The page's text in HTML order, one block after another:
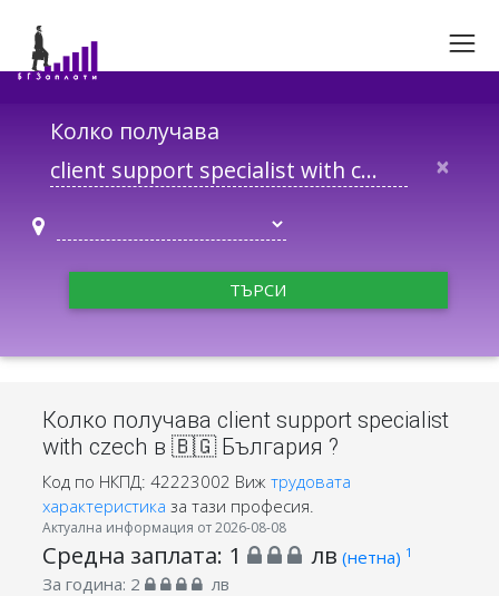
Колко получава
×
ТЪРСИ
Колко получава client support specialist
with czech в 🇧🇬 България ?
Код по НКПД: 42223002 Виж трудовата
характеристика за тази професия.
Актуална информация от 2026-08-08
Средна заплата: 1 лв (нетна) 1
За година: 2 лв